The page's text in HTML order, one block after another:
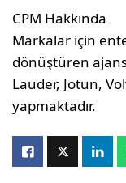
CPM Hakkında
Markalar için
dönüştüren
Lauder, Jotun,
yapmaktadır.